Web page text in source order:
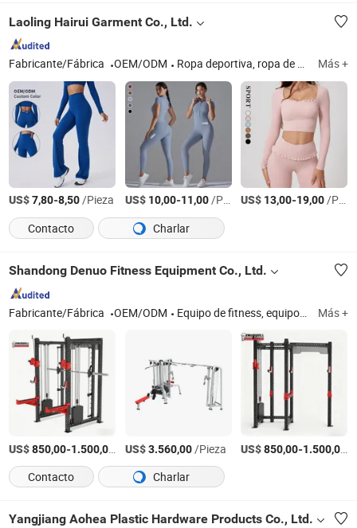
Laoling Hairui Garment Co., Ltd.
Fabricante/Fábrica OEM/ODM Ropa deportiva, ropa de yoga, ropa de fitness, ropa de ciclismo Más +
US$7,80-8,50/Pieza US$ 10,00-11,00/Pieza US$ 13,00-19,00/Pieza
Contacto
Charlar
Shandong Denuo Fitness Equipment Co., Ltd.
Fabricante/Fábrica OEM/ODM Equipo de fitness, equipo de fuerza, equipo de cardio Más +
US$850,00-1.500,00 /Pieza
US$3.560,00/Pieza US$850,00-1.500,00 /
Contacto
Charlar
Yangjiang Aohea Plastic Hardware Products Co., Ltd.